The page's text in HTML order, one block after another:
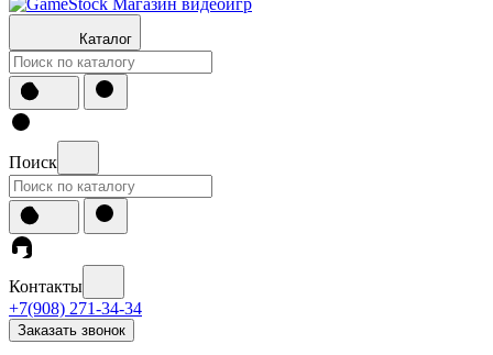
Каталог
Поиск
Контакты
+7(908) 271-34-34
Заказать звонок